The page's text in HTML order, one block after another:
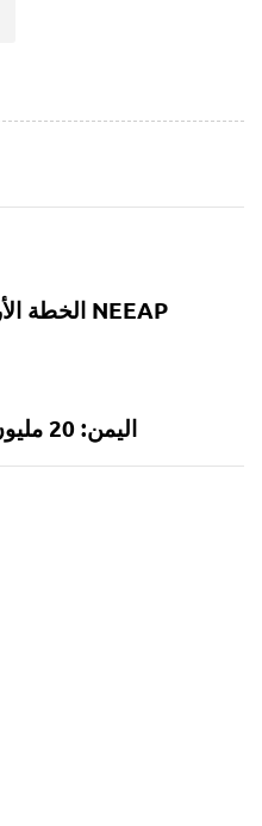
الخطة الأردنية الوطنية لكفاءة الطاقة NEEAP
اليمن: 20 مليون دولار لتوليد الطاقة بالرياح